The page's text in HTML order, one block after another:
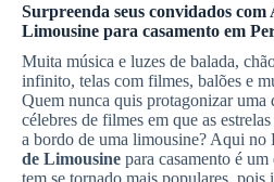
Surpreenda seus convidados com
Limousine para casamento em
Muita música e luzes de balada,
infinito, telas com filmes, balões e
Quem nunca quis protagonizar uma
célebres de filmes em que as
a bordo de uma limousine? Aqui no
de Limousine para casamento é
tem se tornado mais populares, pois